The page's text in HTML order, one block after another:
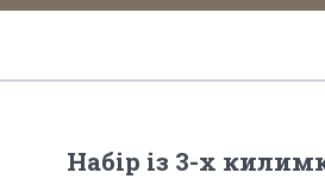
Набір із 3-х